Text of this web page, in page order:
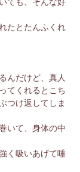
ても、そんな好
たとたんふくれ
んだけど、真人
てくれるとこち
つけ返してしま
いて、身体の中
く吸いあげて唾